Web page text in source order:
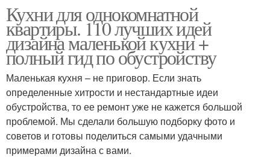
квартире
Кухня до потолка
Кухни в однокомнатной
квартире
Г-образная планировка
П-образная планировка
Кухни для однокомнатной
квартиры. 110 лучших идей
дизайна маленькой кухни +
полный гид по обустройству
Маленькая кухня – не приговор. Если знать
определенные хитрости и нестандартные идеи
обустройства, то ее ремонт уже не кажется большой
проблемой. Мы сделали большую подборку фото и
советов и готовы поделиться самыми удачными
примерами дизайна с вами.